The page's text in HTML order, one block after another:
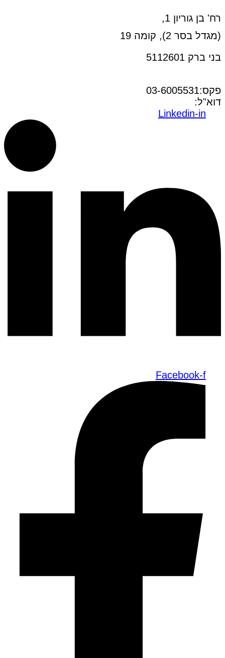
רח' בן גוריון 1,
(מגדל בסר 2), קומה 19
בני ברק 5112601
פקס:03-6005531
דוא"ל:
Linkedin-in
Facebook-f